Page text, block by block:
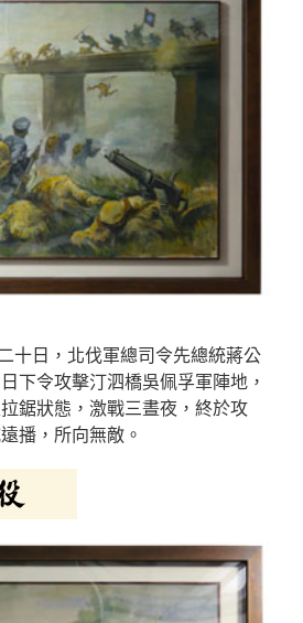
日，北伐軍總司令先總統蔣公
下令攻擊汀泗橋吳佩孚軍陣地，
鋸狀態，激戰三晝夜，終於攻
播，所向無敵。